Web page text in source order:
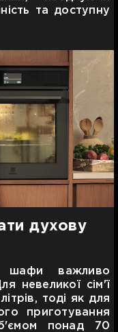
та доступну
духову
шафи важливо
невеликої сім'ї
тоді як для
приготування
понад 70